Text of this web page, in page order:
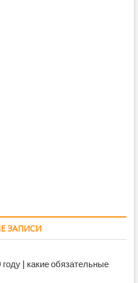
ЗАПИСИ
| какие обязательные